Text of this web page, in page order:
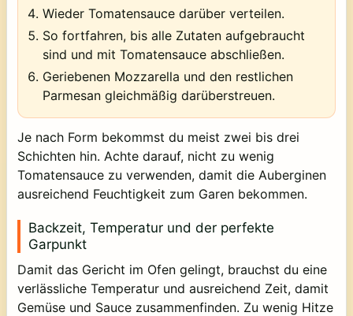
Wieder Tomatensauce darüber verteilen.
So fortfahren, bis alle Zutaten aufgebraucht
sind und mit Tomatensauce abschließen.
Geriebenen Mozzarella und den restlichen
Parmesan gleichmäßig darüberstreuen.
Je nach Form bekommst du meist zwei bis drei
Schichten hin. Achte darauf, nicht zu wenig
Tomatensauce zu verwenden, damit die Auberginen
ausreichend Feuchtigkeit zum Garen bekommen.
Backzeit, Temperatur und der perfekte
Garpunkt
Damit das Gericht im Ofen gelingt, brauchst du eine
verlässliche Temperatur und ausreichend Zeit, damit
Gemüse und Sauce zusammenfinden. Zu wenig Hitze